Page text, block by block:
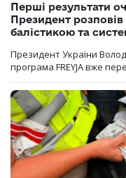
Перші результати
Президент
балістикою та
Президент України
програма FREYJA вже